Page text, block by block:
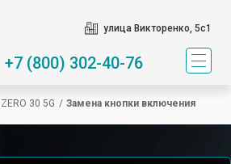
улица Викторенко, 5с1
+7 (800) 302-40-76
ZERO 30 5G / Замена кнопки включения